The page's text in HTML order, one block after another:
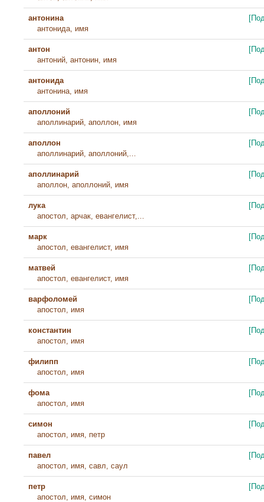
антонина
антонида, имя
антон
антоний, антонин, имя
антонида
антонина, имя
аполлоний
аполлинарий, аполлон, имя
аполлон
аполлинарий, аполлоний,...
аполлинарий
аполлон, аполлоний, имя
лука
апостол, арчак, евангелист,...
марк
апостол, евангелист, имя
матвей
апостол, евангелист, имя
варфоломей
апостол, имя
константин
апостол, имя
филипп
апостол, имя
фома
апостол, имя
симон
апостол, имя, петр
павел
апостол, имя, савл, саул
петр
апостол, имя, симон